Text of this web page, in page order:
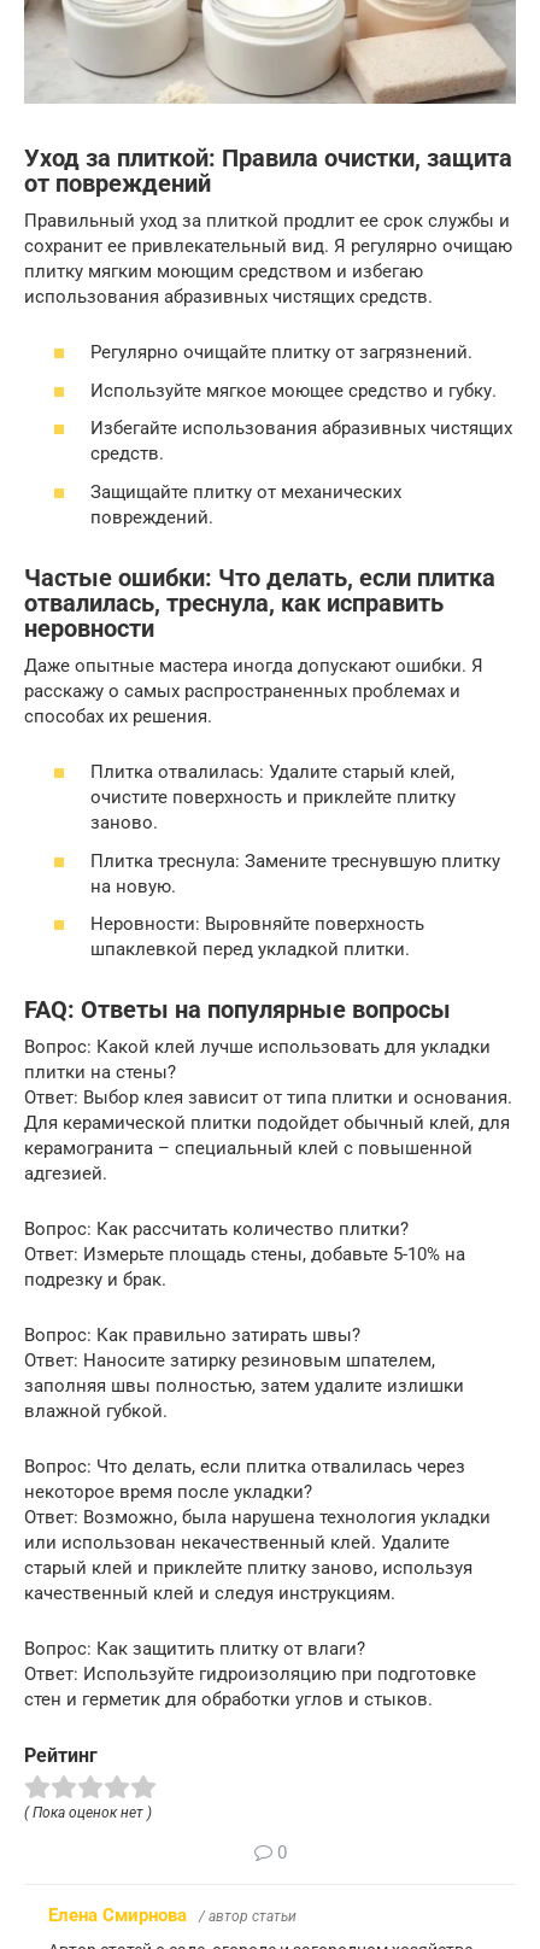
Уход за плиткой: Правила очистки, защита
от повреждений
Правильный уход за плиткой продлит ее срок службы и
сохранит ее привлекательный вид. Я регулярно очищаю
плитку мягким моющим средством и избегаю
использования абразивных чистящих средств.
Регулярно очищайте плитку от загрязнений.
Используйте мягкое моющее средство и губку.
Избегайте использования абразивных чистящих
средств.
Защищайте плитку от механических
повреждений.
Частые ошибки: Что делать, если плитка
отвалилась, треснула, как исправить
неровности
Даже опытные мастера иногда допускают ошибки. Я
расскажу о самых распространенных проблемах и
способах их решения.
Плитка отвалилась: Удалите старый клей,
очистите поверхность и приклейте плитку
заново.
Плитка треснула: Замените треснувшую плитку
на новую.
Неровности: Выровняйте поверхность
шпаклевкой перед укладкой плитки.
FAQ: Ответы на популярные вопросы
Вопрос: Какой клей лучше использовать для укладки
плитки на стены?
Ответ: Выбор клея зависит от типа плитки и основания.
Для керамической плитки подойдет обычный клей, для
керамогранита – специальный клей с повышенной
адгезией.
Вопрос: Как рассчитать количество плитки?
Ответ: Измерьте площадь стены, добавьте 5-10% на
подрезку и брак.
Вопрос: Как правильно затирать швы?
Ответ: Наносите затирку резиновым шпателем,
заполняя швы полностью, затем удалите излишки
влажной губкой.
Вопрос: Что делать, если плитка отвалилась через
некоторое время после укладки?
Ответ: Возможно, была нарушена технология укладки
или использован некачественный клей. Удалите
старый клей и приклейте плитку заново, используя
качественный клей и следуя инструкциям.
Вопрос: Как защитить плитку от влаги?
Ответ: Используйте гидроизоляцию при подготовке
стен и герметик для обработки углов и стыков.
Рейтинг
( Пока оценок нет )
0
Елена Смирнова / автор статьи